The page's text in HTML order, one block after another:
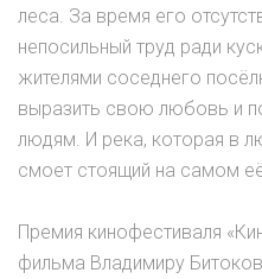
леса. За время его
непосильный труд ради
жителями соседнего
выразить свою любовь и
людям. И река, которая в
смоет стоящий на самом
Премия кинофестиваля
фильма Владимиру